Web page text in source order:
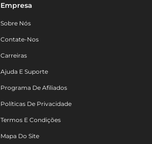
Empresa
Sobre Nós
Contate-Nos
Carreiras
Ajuda E Suporte
Programa De Afiliados
Políticas De Privacidade
Termos E Condições
Mapa Do Site